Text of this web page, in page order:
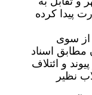
پیدا کرده
از سوی
اسناد
در جریان فتنه ۸۸ در پیوند و ائتلاف
نظیر